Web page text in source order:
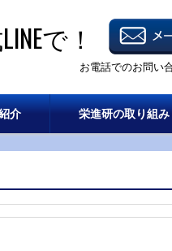
で！
お電話でのお問い
介 栄進研の取り組み